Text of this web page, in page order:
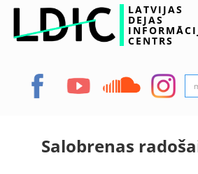
LATVIJAS
DEJAS
CENTRS
Salobrenas